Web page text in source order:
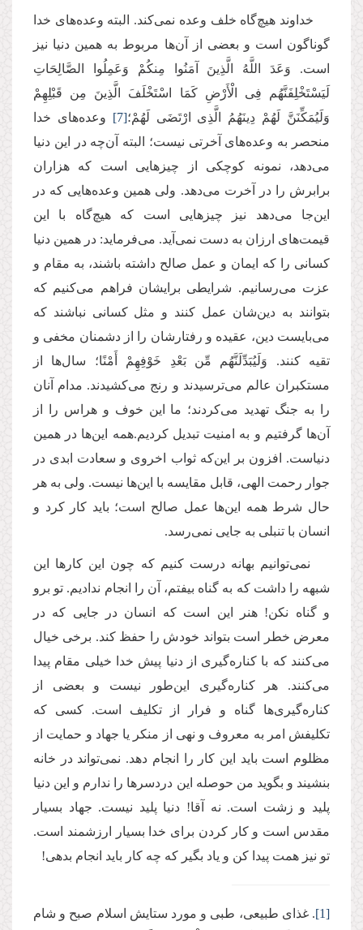
خداوند هیچ‌گاه خلف وعده نمی‌کند. البته وعده‌های خدا
گوناگون است و بعضی از آن‌ها مربوط به همین دنیا نیز
است. وَعَدَ اللَّهُ الَّذِینَ آمَنُوا مِنكُمْ وَعَمِلُوا الصَّالِحَاتِ
لَیَسْتَخْلِفَنَّهُم فِی الْأَرْضِ كَمَا اسْتَخْلَفَ الَّذِینَ مِن قَبْلِهِمْ
وَلَیُمَكِّنَنَّ لَهُمْ دِینَهُمُ الَّذِی ارْتَضَى لَهُمْ؛[7] وعده‌های خدا
منحصر به وعده‌های آخرتی نیست؛ البته آن‌چه در این دنیا
می‌دهد، نمونه کوچکی از چیزهایی است که هزاران
برابرش را در آخرت می‌دهد. ولی همین وعده‌هایی که در
این‌جا می‌دهد نیز چیزهایی است که هیچ‌گاه با این
قیمت‌های ارزان به دست نمی‌آید. می‌فرماید: در همین دنیا
کسانی را که ایمان و عمل صالح داشته باشند، به مقام و
عزت می‌رسانیم. شرایطی برایشان فراهم می‌کنیم که
بتوانند به دین‌شان عمل کنند و مثل کسانی نباشند که
می‌بایست دین، عقیده و رفتارشان را از دشمنان مخفی و
تقیه کنند. وَلَیُبَدِّلَنَّهُم مِّن بَعْدِ خَوْفِهِمْ أَمْنًا؛ سال‌ها از
مستکبران عالم می‌ترسیدند و رنج می‌کشیدند. مدام آنان
را به جنگ تهدید می‌کردند؛ ما این خوف و هراس را از
آن‌ها گرفتیم و به امنیت تبدیل کردیم.همه این‌ها در همین
دنیاست. افزون بر این‌که ثواب اخروی و سعادت ابدی در
جوار رحمت الهی، قابل مقایسه با این‌ها نیست. ولی به هر
حال شرط همه این‌ها عمل صالح است؛ باید کار کرد و
انسان با تنبلی به جایی نمی‌رسد.
نمی‌توانیم بهانه درست کنیم که چون این کارها این
شبهه را داشت که به گناه بیفتم، آن را انجام ندادیم. تو برو
و گناه نکن! هنر این است که انسان در جایی که در
معرض خطر است بتواند خودش را حفظ کند. برخی خیال
می‌کنند که با کناره‌گیری از دنیا پیش خدا خیلی مقام پیدا
می‌کنند. هر کناره‌گیری این‌طور نیست و بعضی از
کناره‌گیری‌ها گناه و فرار از تکلیف است. کسی که
تکلیفش امر به معروف و نهی از منکر یا جهاد و حمایت از
مظلوم است باید این کار را انجام دهد. نمی‌تواند در خانه
بنشیند و بگوید من حوصله این دردسرها را ندارم و این دنیا
پلید و زشت است. نه آقا! دنیا پلید نیست. جهاد بسیار
مقدس است و کار کردن برای خدا بسیار ارزشمند است.
تو نیز همت پیدا کن و یاد بگیر که چه کار باید انجام بدهی!
[1]. غذای طبیعی، طبی و مورد ستایش اسلام صبح و شام